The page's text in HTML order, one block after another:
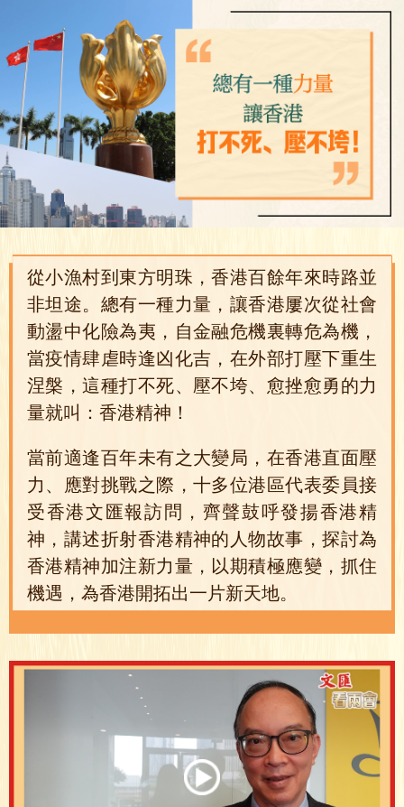
從小漁村到東方明珠，香港百餘年來時路並
非坦途。總有一種力量，讓香港屢次從社會
動盪中化險為夷，自金融危機裏轉危為機，
當疫情肆虐時逢凶化吉，在外部打壓下重生
涅槃，這種打不死、壓不垮、愈挫愈勇的力
量就叫：香港精神！
當前適逢百年未有之大變局，在香港直面壓
力、應對挑戰之際，十多位港區代表委員接
受香港文匯報訪問，齊聲鼓呼發揚香港精
神，講述折射香港精神的人物故事，探討為
香港精神加注新力量，以期積極應變，抓住
機遇，為香港開拓出一片新天地。